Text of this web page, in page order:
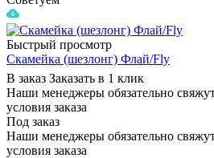
Быстрый просмотр
Скамейка (шезлонг) Флай/Fly
В заказ Заказать в 1 клик
Наши менеджеры обязательно
условия заказа
Под заказ
Наши менеджеры обязательно
условия заказа